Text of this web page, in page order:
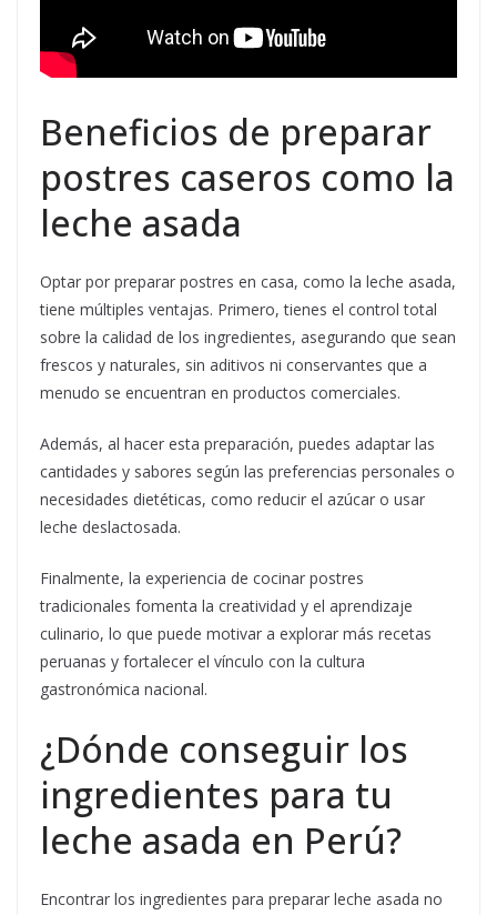
Beneficios de preparar
postres caseros como la
leche asada
Optar por preparar postres en casa, como la leche asada,
tiene múltiples ventajas. Primero, tienes el control total
sobre la calidad de los ingredientes, asegurando que sean
frescos y naturales, sin aditivos ni conservantes que a
menudo se encuentran en productos comerciales.
Además, al hacer esta preparación, puedes adaptar las
cantidades y sabores según las preferencias personales o
necesidades dietéticas, como reducir el azúcar o usar
leche deslactosada.
Finalmente, la experiencia de cocinar postres
tradicionales fomenta la creatividad y el aprendizaje
culinario, lo que puede motivar a explorar más recetas
peruanas y fortalecer el vínculo con la cultura
gastronómica nacional.
¿Dónde conseguir los
ingredientes para tu
leche asada en Perú?
Encontrar los ingredientes para preparar leche asada no